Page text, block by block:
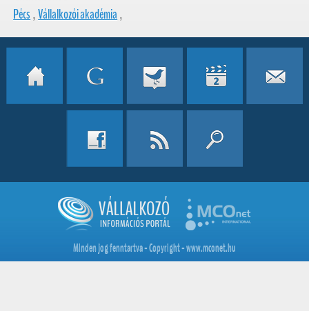
Pécs,Vállalkozói akadémia,
Minden jog fenntartva - Copyright - www.mconet.hu